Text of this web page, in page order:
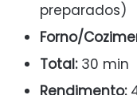
preparados)
Forno/
Total:30 min
Rendimento: